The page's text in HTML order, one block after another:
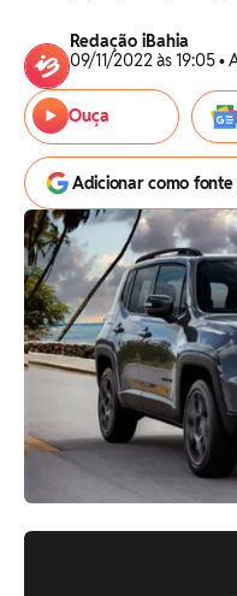
Redação iBahia
09/11/2022 às 19:05
Ouça
Adicionar como